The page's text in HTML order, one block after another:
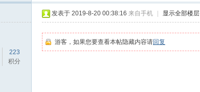
223
积分
发表于 2019-8-20 00:38:16 来自手机 显示全部楼层
游客，如果您要查看本帖隐藏内容请回复